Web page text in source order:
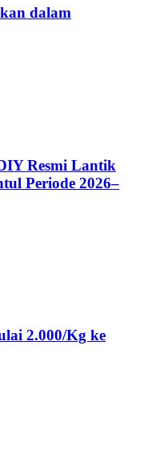
dalam
Resmi Lantik
Periode 2026–
2.000/Kg ke